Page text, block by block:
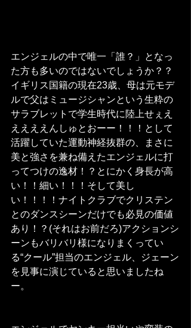
エンジェルの中で唯一「誰？」となっ
た方も多いのではないでしょうか？？
イギリス国籍の現在23歳、母は元モデ
ルで父はミュージシャンという生粋の
サラブレットで学生時代に陸上せぇえ
ええええんしゅとおーー！！！として
活躍していた運動神経抜群の、まさに
美と強さを兼ね備えたエンジェルに打
ってつけの逸材！？とにかく身長が高
い！！細い！！！そして美し
い！！！！ナイトクラブでクリステン
とのダンスシーンだけでも必見の価値
あり！？(それはお前だろ)アクションシ
ーンもバリバリ様になりまくってい
る“クール”担当のエンジェル、ジェーン
を見事に演じていると思いましたね
ー。